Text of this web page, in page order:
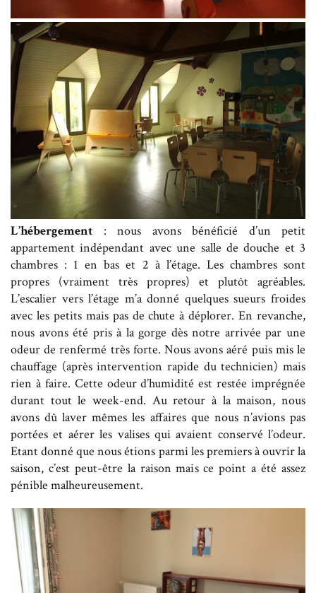
L’hébergement : nous avons bénéficié d’un petit
appartement indépendant avec une salle de douche et 3
chambres : 1 en bas et 2 à l’étage. Les chambres sont
propres (vraiment très propres) et plutôt agréables.
L’escalier vers l’étage m’a donné quelques sueurs froides
avec les petits mais pas de chute à déplorer. En revanche,
nous avons été pris à la gorge dès notre arrivée par une
odeur de renfermé très forte. Nous avons aéré puis mis le
chauffage (après intervention rapide du technicien) mais
rien à faire. Cette odeur d’humidité est restée imprégnée
durant tout le week-end. Au retour à la maison, nous
avons dû laver mêmes les affaires que nous n’avions pas
portées et aérer les valises qui avaient conservé l’odeur.
Etant donné que nous étions parmi les premiers à ouvrir la
saison, c’est peut-être la raison mais ce point a été assez
pénible malheureusement.